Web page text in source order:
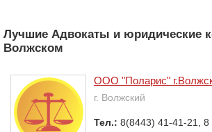
Лучшие Адвокаты и юридические
Волжском
ООО "Поларис"
г. Волжский
Тел.: 8(8443) 41-41-21,